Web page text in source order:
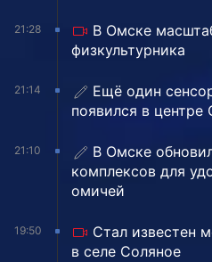
21:28
В Омске
физкультурника
21:14
Ещё один
появился в центре
21:10
В Омске
комплексов для
омичей
19:50
Стал известен
в селе Соляное